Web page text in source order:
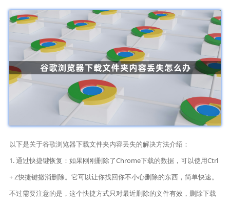
以下是关于谷歌浏览器下载文件夹内容丢失的解决方法介绍：
1. 通过快捷键恢复：如果刚刚删除了Chrome下载的数据，可以使用Ctrl
+ Z快捷键撤消删除。它可以让你找回你不小心删除的东西，简单快速。
不过需要注意的是，这个快捷方式只对最近删除的文件有效，删除下载